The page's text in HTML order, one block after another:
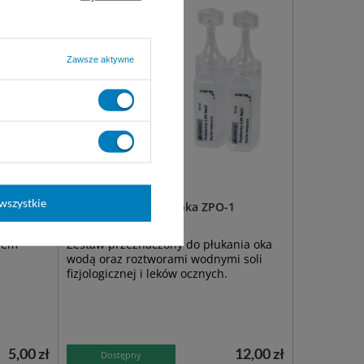
5,00 zł
Zestaw do płukania oka ZPO-1
Zestaw przeznaczony do płukania oka
wodą oraz roztworami wodnymi soli
fizjologicznej i leków ocznych.
Dostępny 12,00 zł
Zawsze aktywne